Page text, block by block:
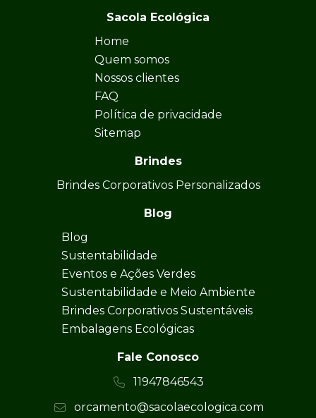
Sacola Ecológica
Home
Quem somos
Nossos clientes
FAQ
Política de privacidade
Sitemap
Brindes
Brindes Corporativos Personalizados
Blog
Blog
Sustentabilidade
Eventos e Ações Verdes
Sustentabilidade e Meio Ambiente
Brindes Corporativos Sustentáveis
Embalagens Ecológicas
Fale Conosco
11947846543
orcamento@sacolaecologica.com